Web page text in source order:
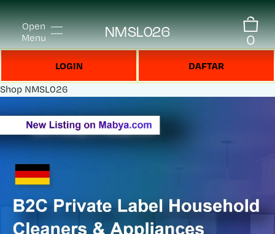
Open
Menu
NMSL026 0
LOGIN DAFTAR
Shop NMSL026